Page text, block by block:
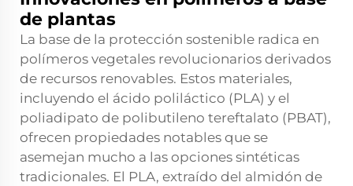
de plantas
La base de la protección sostenible radica en
polímeros vegetales revolucionarios derivados
de recursos renovables. Estos materiales,
incluyendo el ácido poliláctico (PLA) y el
poliadipato de polibutileno tereftalato (PBAT),
ofrecen propiedades notables que se
asemejan mucho a las opciones sintéticas
tradicionales. El PLA, extraído del almidón de